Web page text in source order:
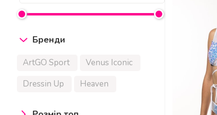
Бренди
ArtGO Sport
Venus Iconic
Dressin Up
Heaven